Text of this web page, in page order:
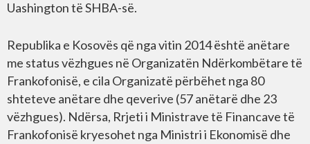
Uashington të SHBA-së.
Republika e Kosovës që nga vitin 2014 është anëtare
me status vëzhgues në Organizatën Ndërkombëtare të
Frankofonisë, e cila Organizatë përbëhet nga 80
shteteve anëtare dhe qeverive (57 anëtarë dhe 23
vëzhgues). Ndërsa, Rrjeti i Ministrave të Financave të
Frankofonisë kryesohet nga Ministri i Ekonomisë dhe